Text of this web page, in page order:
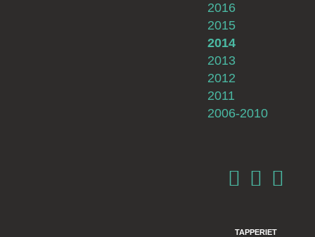
2016
2015
2014
2013
2012
2011
2006-2010
TAPPERIET